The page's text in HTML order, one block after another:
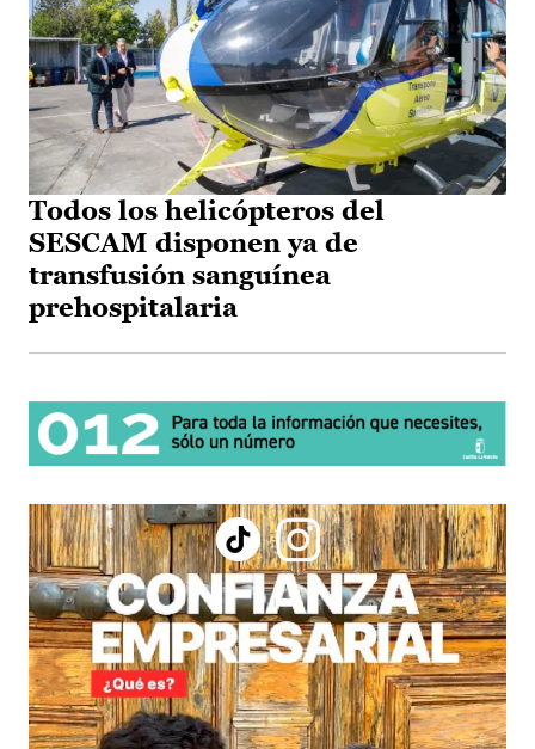
Todos los helicópteros del
SESCAM disponen ya de
transfusión sanguínea
prehospitalaria